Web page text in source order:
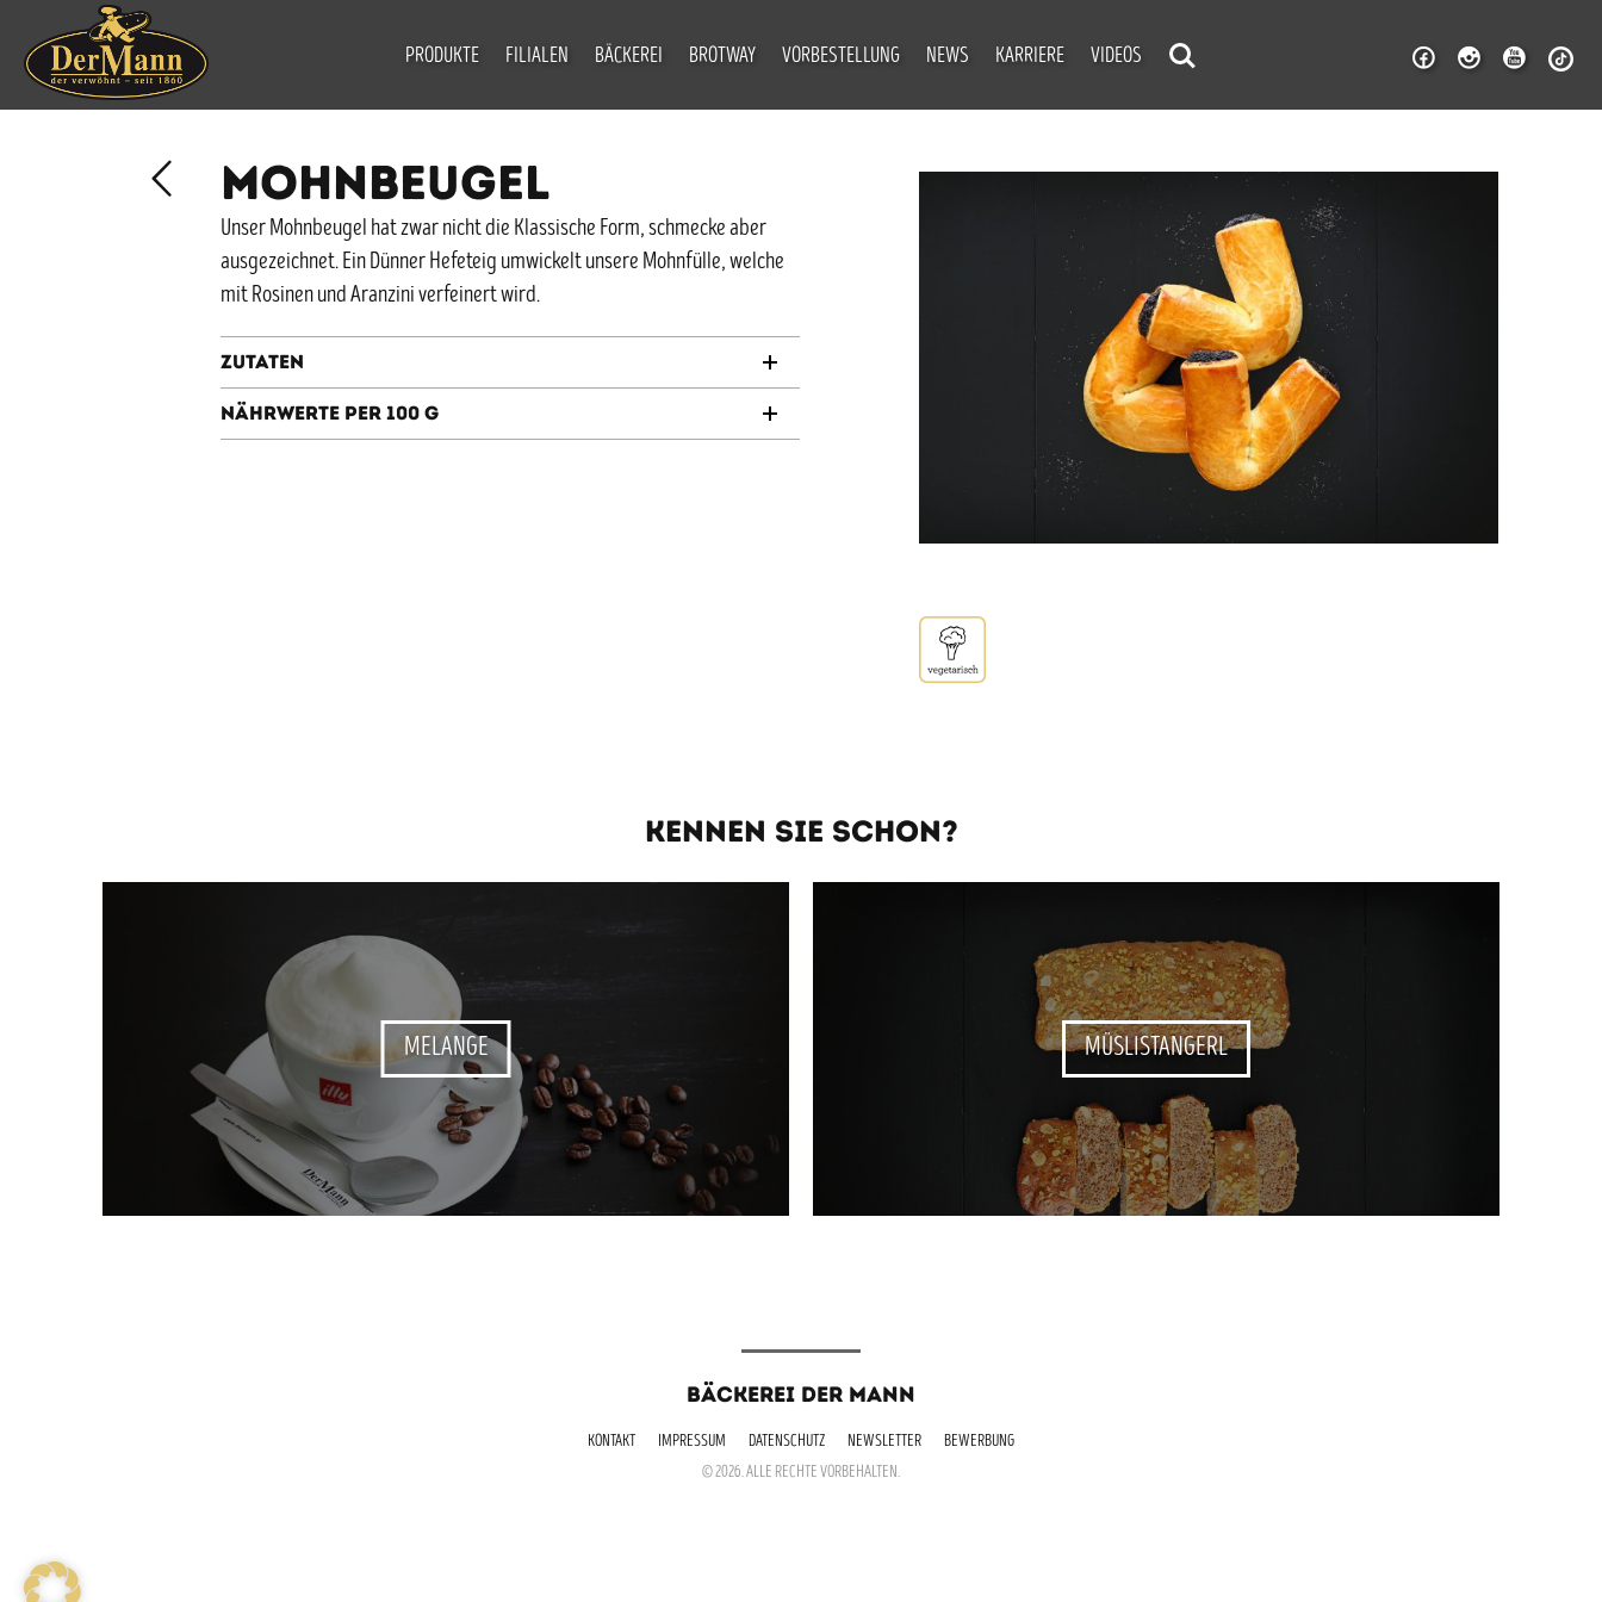
PRODUKTE FILIALEN BÄCKEREI BROTWAY VORBESTELLUNG NEWS KARRIERE VIDEOS
MOHNBEUGEL
Unser Mohnbeugel hat zwar nicht die Klassische Form, schmecke aber
ausgezeichnet. Ein Dünner Hefeteig umwickelt unsere Mohnfülle, welche
mit Rosinen und Aranzini verfeinert wird.
Zutaten
Nährwerte per 100 g
KENNEN SIE SCHON?
MELANGE MÜSLISTANGERL
BÄCKEREI DER MANN
KONTAKT IMPRESSUM DATENSCHUTZ NEWSLETTER
BEWERBUNG
© 2026. ALLE RECHTE VORBEHALTEN.